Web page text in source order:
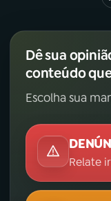
Dê sua
conteúdo
Escolha sua
Relate